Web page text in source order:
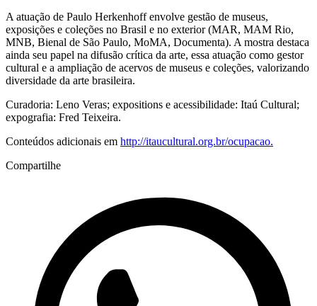
A atuação de Paulo Herkenhoff envolve gestão de museus,
exposições e coleções no Brasil e no exterior (MAR, MAM Rio,
MNB, Bienal de São Paulo, MoMA, Documenta). A mostra destaca
ainda seu papel na difusão crítica da arte, essa atuação como gestor
cultural e a ampliação de acervos de museus e coleções, valorizando
diversidade da arte brasileira.
Curadoria: Leno Veras; expositions e acessibilidade: Itaú Cultural;
expografia: Fred Teixeira.
Conteúdos adicionais em http://itaucultural.org.br/ocupacao.
Compartilhe